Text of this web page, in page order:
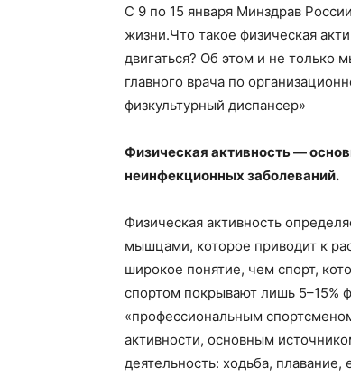
С 9 по 15 января Минздрав
жизни.Что такое физическая
двигаться? Об этом и не только
главного врача по
физкультурный диспансер»
Физическая активность —
неинфекционных заболеваний.
Физическая активность
мышцами, которое приводит к
широкое понятие, чем спорт,
спортом покрывают лишь 5–15%
«профессиональным
активности, основным
деятельность: ходьба,